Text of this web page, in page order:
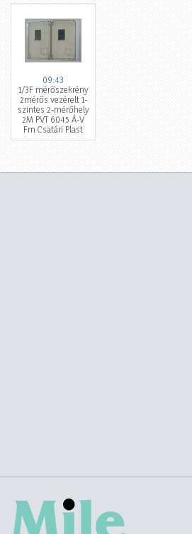
09:43
1/3F mérőszekrény
2mérős vezérelt 1-
szintes 2-mérőhely
2M PVT 6045 Á-V
Fm Csatári Plast